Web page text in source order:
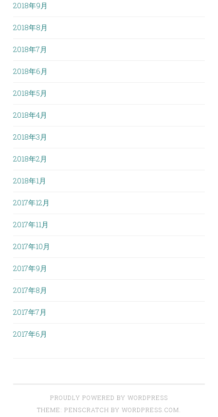
2018年9月
2018年8月
2018年7月
2018年6月
2018年5月
2018年4月
2018年3月
2018年2月
2018年1月
2017年12月
2017年11月
2017年10月
2017年9月
2017年8月
2017年7月
2017年6月
PROUDLY POWERED BY WORDPRESS
THEME: PENSCRATCH BY WORDPRESS.COM